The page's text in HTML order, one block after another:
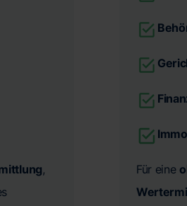
,
Für eine